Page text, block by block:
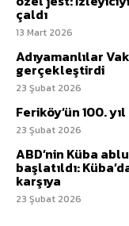
çaldı
13 Mart 2026
Adıyamanlılar
gerçekleştirdi
23 Şubat 2026
Feriköy’ün 100.
23 Şubat 2026
ABD’nin Küba
başlatıldı:
karşıya
23 Şubat 2026